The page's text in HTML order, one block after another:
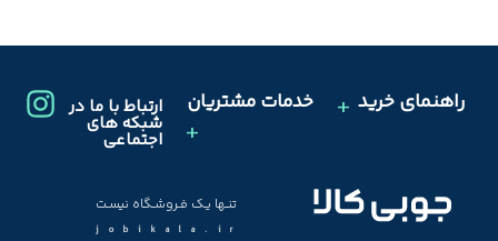
راهنمای خرید خدمات مشتریان ارتباط با ما در
شبکه های
اجتماعی
تنـها یـک فـروشـگاه نیسـت
jobikala.ir